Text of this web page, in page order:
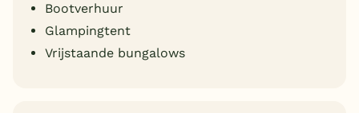
Bootverhuur
Glampingtent
Vrijstaande bungalows